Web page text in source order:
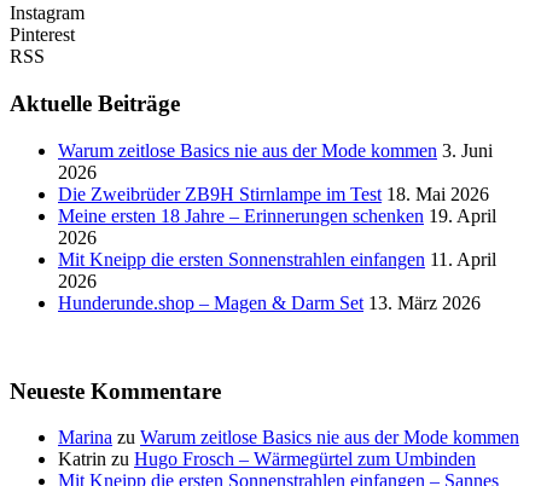
Instagram
Pinterest
RSS
Aktuelle Beiträge
Warum zeitlose Basics nie aus der Mode kommen 3. Juni
2026
Die Zweibrüder ZB9H Stirnlampe im Test 18. Mai 2026
Meine ersten 18 Jahre – Erinnerungen schenken 19. April
2026
Mit Kneipp die ersten Sonnenstrahlen einfangen 11. April
2026
Hunderunde.shop – Magen & Darm Set 13. März 2026
Neueste Kommentare
Marina zu Warum zeitlose Basics nie aus der Mode kommen
Katrin zu Hugo Frosch – Wärmegürtel zum Umbinden
Mit Kneipp die ersten Sonnenstrahlen einfangen – Sannes